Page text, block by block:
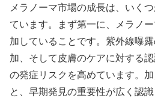
メラノーマ市場の成長は、いく
ています。まず第一に、メラノ
加していることです。紫外線曝
加、そして皮膚のケアに対する
の発症リスクを高めています。
と、早期発見の重要性が広く認